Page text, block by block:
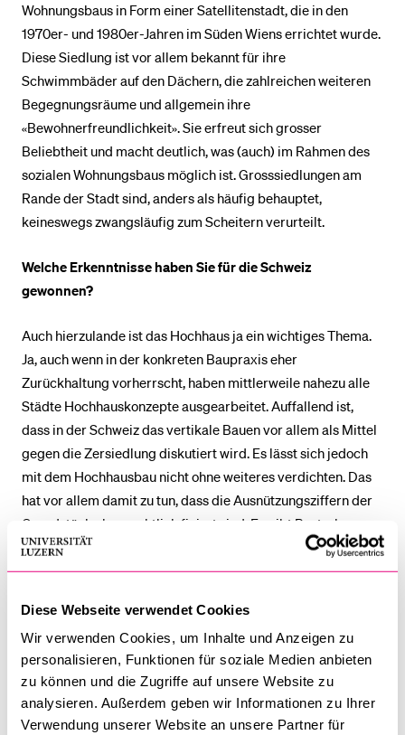
Diese Webseite verwendet Cookies
Wir verwenden Cookies, um Inhalte und Anzeigen zu
personalisieren, Funktionen für soziale Medien anbieten
zu können und die Zugriffe auf unsere Website zu
analysieren. Außerdem geben wir Informationen zu Ihrer
Verwendung unserer Website an unsere Partner für
Wohnungsbaus in Form einer Satellitenstadt, die in den
1970er- und 1980er-Jahren im Süden Wiens errichtet wurde.
Diese Siedlung ist vor allem bekannt für ihre
Schwimmbäder auf den Dächern, die zahlreichen weiteren
Begegnungsräume und allgemein ihre
«Bewohnerfreundlichkeit». Sie erfreut sich grosser
Beliebtheit und macht deutlich, was (auch) im Rahmen des
sozialen Wohnungsbaus möglich ist. Grosssiedlungen am
Rande der Stadt sind, anders als häufig behauptet,
keineswegs zwangsläufig zum Scheitern verurteilt.
Welche Erkenntnisse haben Sie für die Schweiz
gewonnen?
Auch hierzulande ist das Hochhaus ja ein wichtiges Thema.
Ja, auch wenn in der konkreten Baupraxis eher
Zurückhaltung vorherrscht, haben mittlerweile nahezu alle
Städte Hochhauskonzepte ausgearbeitet. Auffallend ist,
dass in der Schweiz das vertikale Bauen vor allem als Mittel
gegen die Zersiedlung diskutiert wird. Es lässt sich jedoch
mit dem Hochhausbau nicht ohne weiteres verdichten. Das
hat vor allem damit zu tun, dass die Ausnützungsziffern der
Grundstücke baurechtlich fixiert sind. Es gibt Bestrebungen,
solche Bestimmungen aufzuweichen. Aber in der aktuellen
Situation hat das Argument der Verdichtung häufig rein
verspricht. Eine zweite Haupterkenntnis ist, dass neben der
Verdichtungsfrage häufig einseitig über Visuelles gestritten
wird.